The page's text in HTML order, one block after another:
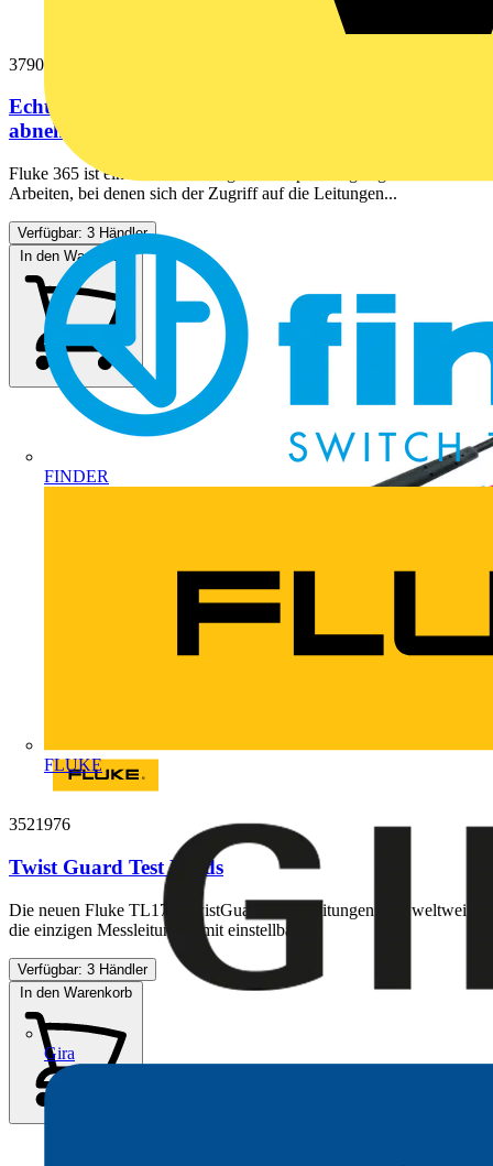
FINDER
FLUKE
Gira
3790607
Echteffektiv-Strommesszange für AC und DC mit
abnehmbaren Zangenkopf
Fluke 365 ist ein robustes Messgerät und perfekt geeignet für
Arbeiten, bei denen sich der Zugriff auf die Leitungen...
Verfügbar: 3 Händler
In den Warenkorb
3521976
Twist Guard Test Leads
Die neuen Fluke TL175 TwistGuard- Messleitungen sind weltweit
die einzigen Messleitungen mit einstellbarer...
Verfügbar: 3 Händler
In den Warenkorb